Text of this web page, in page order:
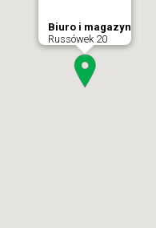
Biuro i magazyn
Russówek 20